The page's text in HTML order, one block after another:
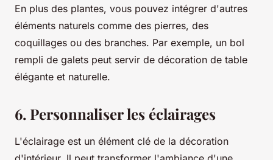
En plus des plantes, vous pouvez intégrer d'autres
éléments naturels comme des pierres, des
coquillages ou des branches. Par exemple, un bol
rempli de galets peut servir de décoration de table
élégante et naturelle.
6. Personnaliser les éclairages
L'éclairage est un élément clé de la décoration